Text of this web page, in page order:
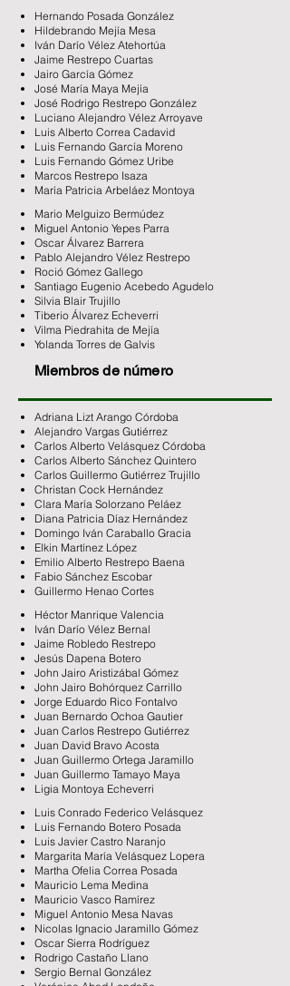
Hernando Posada González
Hildebrando Mejía Mesa
Iván Darío Vélez Atehortúa
Jaime Restrepo Cuartas
Jairo García Gómez
José María Maya Mejía
José Rodrigo Restrepo González
Luciano Alejandro Vélez Arroyave
Luis Alberto Correa Cadavid
Luis Fernando García Moreno
Luis Fernando Gómez Uribe
Marcos Restrepo Isaza
María Patricia Arbeláez Montoya
Mario Melguizo Bermúdez
Miguel Antonio Yepes Parra
Oscar Álvarez Barrera
Pablo Alejandro Vélez Restrepo
Roció Gómez Gallego
Santiago Eugenio Acebedo Agudelo
Silvia Blair Trujillo
Tiberio Álvarez Echeverri
Vilma Piedrahita de Mejía
Yolanda Torres de Galvis
Miembros de número
Adriana Lizt Arango Córdoba
Alejandro Vargas Gutiérrez
Carlos Alberto Velásquez Córdoba
Carlos Alberto Sánchez Quintero
Carlos Guillermo Gutiérrez Trujillo
Christan Cock Hernández
Clara María Solorzano Peláez
Diana Patricia Díaz Hernández
Domingo Iván Caraballo Gracia
Elkin Martínez López
Emilio Alberto Restrepo Baena
Fabio Sánchez Escobar
Guillermo Henao Cortes
Héctor Manrique Valencia
Iván Darío Vélez Bernal
Jaime Robledo Restrepo
Jesús Dapena Botero
John Jairo Aristizábal Gómez
John Jairo Bohórquez Carrillo
Jorge Eduardo Rico Fontalvo
Juan Bernardo Ochoa Gautier
Juan Carlos Restrepo Gutiérrez
Juan David Bravo Acosta
Juan Guillermo Ortega Jaramillo
Juan Guillermo Tamayo Maya
Ligia Montoya Echeverri
Luis Conrado Federico Velásquez
Luis Fernando Botero Posada
Luis Javier Castro Naranjo
Margarita María Velásquez Lopera
Martha Ofelia Correa Posada
Mauricio Lema Medina
Mauricio Vasco Ramírez
Miguel Antonio Mesa Navas
Nicolas Ignacio Jaramillo Gómez
Oscar Sierra Rodríguez
Rodrigo Castaño Llano
Sergio Bernal González